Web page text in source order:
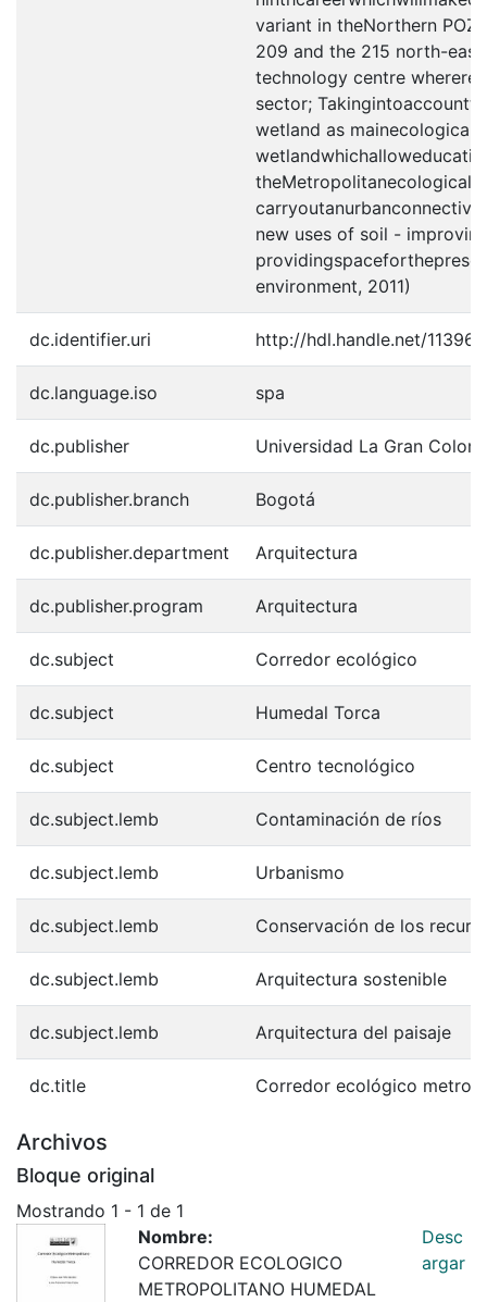
variant in theNorthern
209 and the 215 north-
technology centre
sector;
wetland as
new uses of soil -
environment, 2011)
dc.identifier.uri http://hdl.handle.net/11396/
dc.language.iso spa
dc.publisher Universidad La Gran
dc.publisher.branch Bogotá
dc.publisher.department Arquitectura
dc.publisher.program Arquitectura
dc.subject Corredor ecológico
dc.subject Humedal Torca
dc.subject Centro tecnológico
dc.subject.lemb Contaminación de ríos
dc.subject.lemb Urbanismo
dc.subject.lemb Conservación de los
dc.subject.lemb Arquitectura sostenible
dc.subject.lemb Arquitectura del paisaje
dc.title Corredor ecológico
Archivos
Bloque original
Mostrando 1 - 1 de 1
Nombre:
CORREDOR ECOLOGICO
METROPOLITANO HUMEDAL
Desc
argar